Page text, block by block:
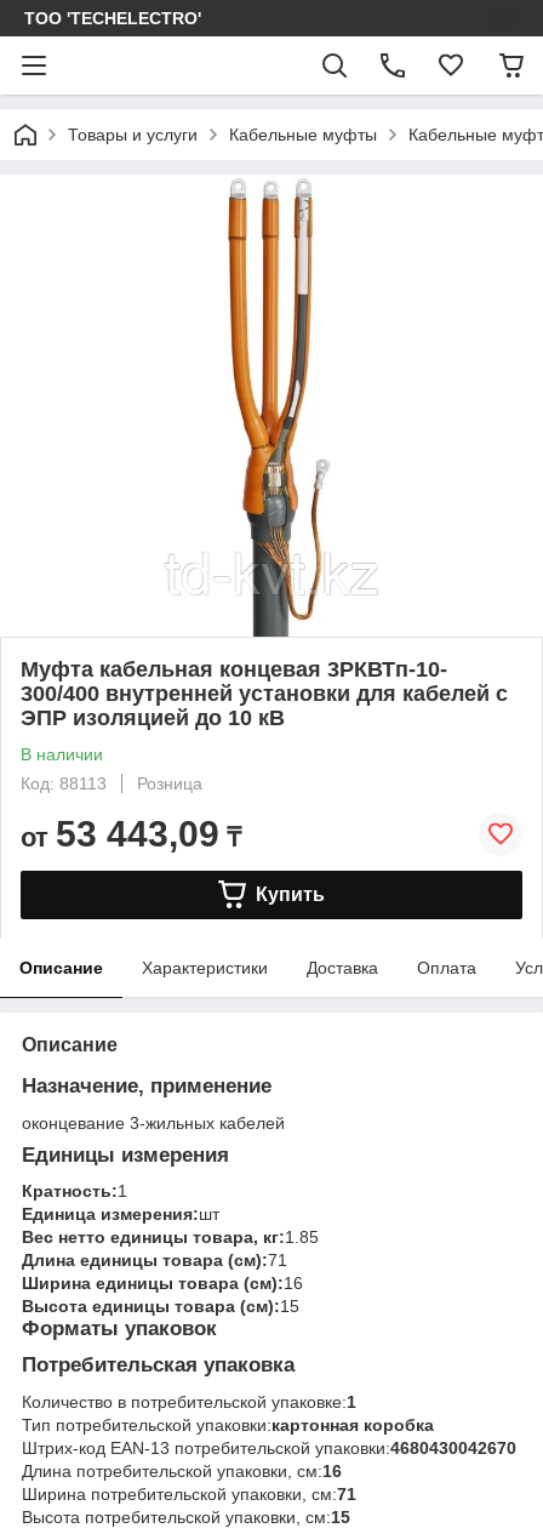
ТОО 'TECHELECTRO'
Товары и услуги Кабельные муфты Кабельные
Муфта кабельная концевая 3РКВТп-10-
300/400 внутренней установки для кабелей с
ЭПР изоляцией до 10 кВ
В наличии
Код: 88113
Розница
от 53 443,09 ₸
Купить
Описание Характеристики Доставка Оплата
Описание
Назначение, применение
оконцевание 3-жильных кабелей
Единицы измерения
Кратность:1
Единица измерения:шт
Вес нетто единицы товара, кг:1.85
Длина единицы товара (см):71
Ширина единицы товара (см):16
Высота единицы товара (см):15
Форматы упаковок
Потребительская упаковка
Количество в потребительской упаковке:1
Тип потребительской упаковки:картонная коробка
Штрих-код EAN-13 потребительской упаковки:4680430042670
Длина потребительской упаковки, см:16
Ширина потребительской упаковки, см:71
Высота потребительской упаковки, см:15